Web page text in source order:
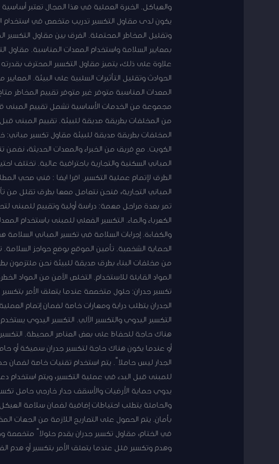
والهياكل. الخبرة العملية في هذا المجال تعتبر
يكون لدى مقاول التكسير تدريب متخصص في استخدام
وتقليل المخاطر المحتملة. الفرق بين مقاول التكسير
بمعايير السلامة واستخدام المعدات المناسبة. مقاول
علاوة على ذلك، يتميز مقاول التكسير المحترف
الحوادث وتقليل التأثيرات السلبية على البيئة.
المعدات المناسبة متوفر غير متوفر تقييم المخاطر
مجموعة من الخدمات الأساسية تشمل تقييم المبنى
من المخلفات بطريقة صديقة للبيئة. تقييم المبنى
المخلفات بطريقة صديقة للبيئة مقاول تكسير
الكويت. مع فريق من الخبراء والمعدات الحديثة، نضمن
المباني السكنية والتجارية باحترافية عالية. تختلف
الطرق لإتمام عملية التكسير. اقرا ايضا : فني صحي
المباني التجارية، فنحن نتعامل معها بطرق تقلل من
تمر بعدة مراحل مهمة: دراسة أولية وتقييم للمبنى
الكهرباء والماء. التكسير الفعلي للمبنى باستخدام
والكفاءة. إجراءات السلامة في تكسير المباني
الحماية الشخصية. تأمين الموقع بوضع حواجز السلامة.
من مخلفات البناء بطرق صديقة للبيئة نحن ملتزمون
المواد القابلة للاستخدام. التخلص الآمن من المواد
تكسير جدران: حلول متخصصة عندما يتعلق الأمر
الجدران يتطلب دراية ومهارات خاصة لضمان إتمام
التكسير اليدوي والتكسير الآلي. التكسير اليدوي
هناك حاجة للحفاظ على بعض العناصر المحيطة.
أو عندما يكون هناك حاجة لتكسير جدران سميكة أو
الجدار ليس حاملاً. يتم استخدام تقنيات خاصة لضمان
للمبنى قبل البدء في عملية التكسير، ويتم استخدام
يدوي حماية الأرضيات والأسقف جدار خارجي حامل
والحاملة يتطلب احتياطات إضافية لضمان سلامة
بأمان. يتم الحصول على التصاريح اللازمة من الجهات
في الختام، مقاول تكسير جدران يقدم حلولاً متخصصة
وهدم وتكسير فلل عندما يتعلق الأمر بتكسير أو هدم